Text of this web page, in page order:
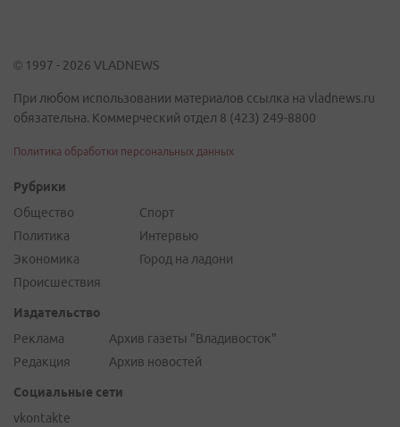
© 1997 - 2026 VLADNEWS
При любом использовании материалов ссылка на vladnews.ru
обязательна. Коммерческий отдел 8 (423) 249-8800
Политика обработки персональных данных
Рубрики
Общество
Политика
Экономика
Происшествия
Спорт
Интервью
Город на ладони
Издательство
Реклама
Редакция
Архив газеты "Владивосток"
Архив новостей
Социальные сети
vkontakte